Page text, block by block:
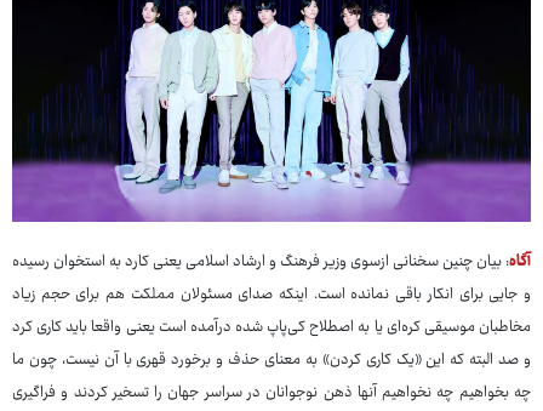
آگاه: بیان چنین سخنانی ازسوی وزیر فرهنگ و ارشاد اسلامی یعنی کارد به استخوان رسیده
و جایی برای انکار باقی نمانده است. اینکه صدای مسئولان مملکت هم برای حجم زیاد
مخاطبان موسیقی کره‌ای یا به اصطلاح کی‌پاپ شده درآمده است یعنی واقعا باید کاری کرد
و صد البته که این «یک کاری کردن» به معنای حذف و برخورد قهری با آن نیست، چون ما
چه بخواهیم چه نخواهیم آنها ذهن نوجوانان در سراسر جهان را تسخیر کردند و فراگیری